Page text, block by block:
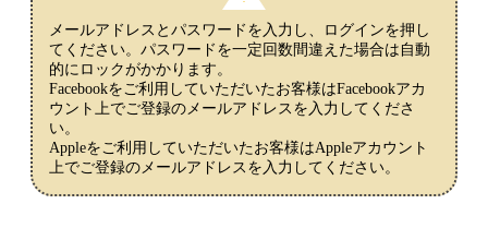
メールアドレスとパスワードを入力し、ログインを押し
てください。パスワードを一定回数間違えた場合は自動
的にロックがかかります。
Facebookをご利用していただいたお客様はFacebookアカ
ウント上でご登録のメールアドレスを入力してくださ
い。
Appleをご利用していただいたお客様はAppleアカウント
上でご登録のメールアドレスを入力してください。